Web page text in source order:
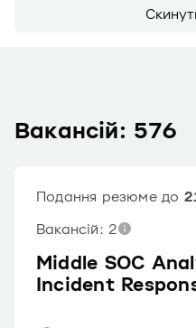
Вакансій: 576
Middle SOC
Incident
Подання резюме до
Вакансій: 2